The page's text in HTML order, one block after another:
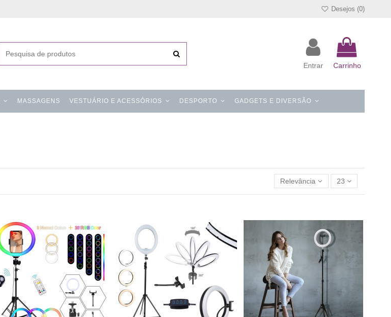
Desejos (0)
Entrar Carrinho
MASSAGENS VESTUÁRIO E ACESSÓRIOS DESPORTO GADGETS E DIVERSÃO
Relevância 23